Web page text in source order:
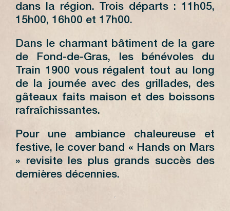
dans la région. Trois départs : 11h05,
15h00, 16h00 et 17h00.
Dans le charmant bâtiment de la gare
de Fond-de-Gras, les bénévoles du
Train 1900 vous régalent tout au long
de la journée avec des grillades, des
gâteaux faits maison et des boissons
rafraîchissantes.
Pour une ambiance chaleureuse et
festive, le cover band « Hands on Mars
» revisite les plus grands succès des
dernières décennies.